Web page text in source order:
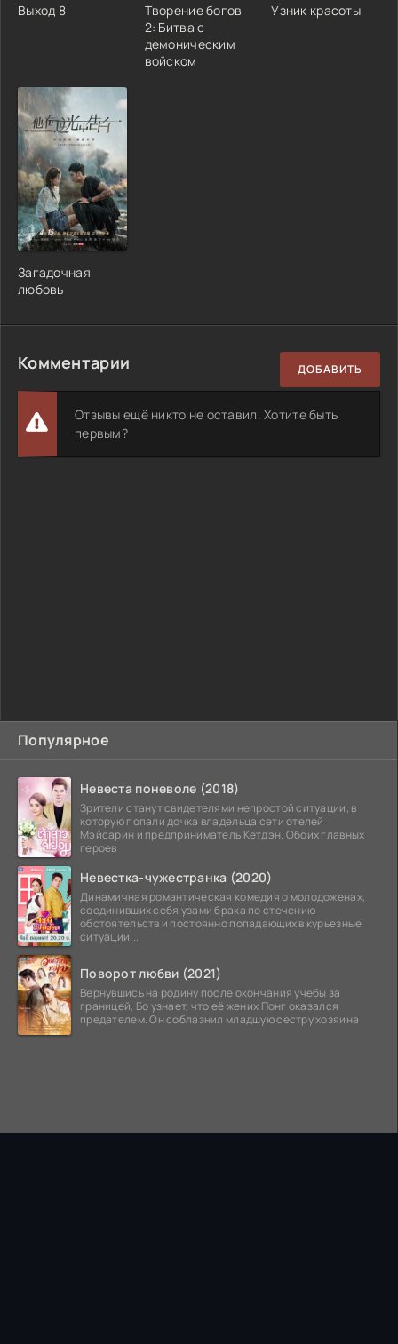
Популярное
Невеста поневоле (2018)
Зрители станут свидетелями непростой ситуации, в
которую попали дочка владельца сети отелей
Мэйсарин и предприниматель Кетдэн. Обоих главных
героев
Невестка-чужестранка (2020)
Динамичная романтическая комедия о молодоженах,
соединивших себя узами брака по стечению
обстоятельств и постоянно попадающих в курьезные
ситуации...
Поворот любви (2021)
Вернувшись на родину после окончания учебы за
границей, Бо узнает, что её жених Понг оказался
предателем. Он соблазнил младшую сестру хозяина
Выход 8
Творение богов
2: Битва с
демоническим
войском
Узник красоты
Загадочная
любовь
Комментарии ДОБАВИТЬ
Отзывы ещё никто не оставил. Хотите быть
первым?